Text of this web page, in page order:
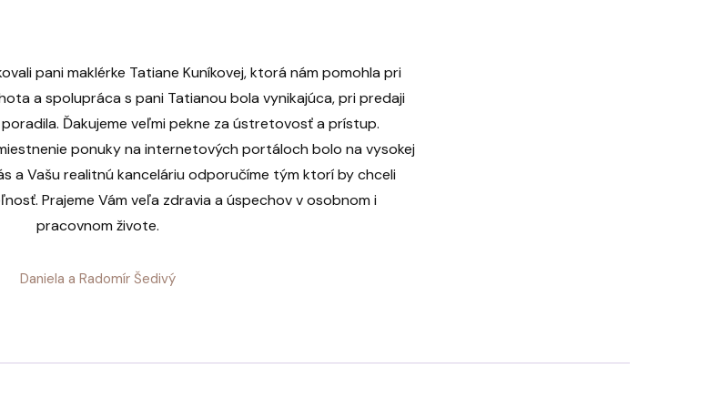
pani maklérke Tatiane Kuníkovej, ktorá nám pomohla pri
a spolupráca s pani Tatianou bola vynikajúca, pri predaji
Ďakujeme veľmi pekne za ústretovosť a prístup.
ponuky na internetových portáloch bolo na vysokej
a Vašu realitnú kanceláriu odporučíme tým ktorí by chceli
Prajeme Vám veľa zdravia a úspechov v osobnom i
pracovnom živote.
Daniela a Radomír Šedivý